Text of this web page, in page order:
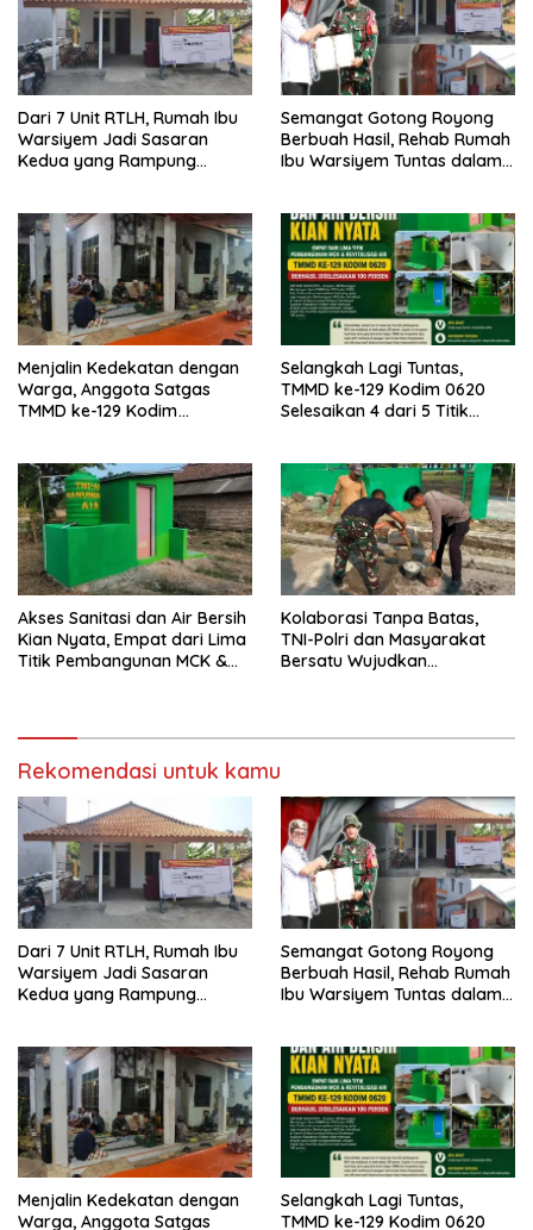
Dari 7 Unit RTLH, Rumah Ibu
Warsiyem Jadi Sasaran
Kedua yang Rampung
Cirebon
Semangat Gotong Royong
Berbuah Hasil, Rehab Rumah
Ibu Warsiyem Tuntas dalam
Cirebon
Menjalin Kedekatan dengan
Warga, Anggota Satgas
TMMD ke-129 Kodim
Sinergi dan Kebersamaan
Selangkah Lagi Tuntas,
TMMD ke-129 Kodim 0620
Selesaikan 4 dari 5 Titik
Masyarakat
Akses Sanitasi dan Air Bersih
Kian Nyata, Empat dari Lima
Titik Pembangunan MCK &
Kolaborasi Tanpa Batas,
TNI-Polri dan Masyarakat
Bersatu Wujudkan
Rekomendasi untuk kamu
Dari 7 Unit RTLH, Rumah Ibu
Warsiyem Jadi Sasaran
Kedua yang Rampung
Cirebon
Semangat Gotong Royong
Berbuah Hasil, Rehab Rumah
Ibu Warsiyem Tuntas dalam
Cirebon
Menjalin Kedekatan dengan
Warga, Anggota Satgas
Selangkah Lagi Tuntas,
TMMD ke-129 Kodim 0620